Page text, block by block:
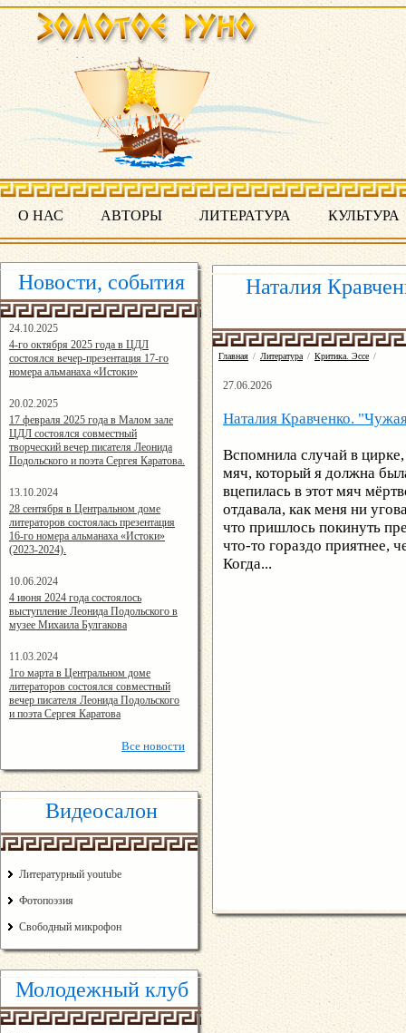
О НАС АВТОРЫ ЛИТЕРАТУРА КУЛЬТУРА
Новости, события
24.10.2025
16:19:07
4-го октября 2025 года в ЦДЛ
состоялся вечер-презентация 17-го
номера альманаха «Истоки»
20.02.2025
14:24:00
17 февраля 2025 года в Малом зале
ЦДЛ состоялся совместный
творческий вечер писателя Леонида
Подольского и поэта Сергея Каратова.
13.10.2024
14:08:11
28 сентября в Центральном доме
литераторов состоялась презентация
16-го номера альманаха «Истоки»
(2023-2024).
10.06.2024
15:02:44
4 июня 2024 года состоялось
выступление Леонида Подольского в
музее Михаила Булгакова
11.03.2024
15:06:16
1го марта в Центральном доме
литераторов состоялся совместный
вечер писателя Леонида Подольского
и поэта Сергея Каратова
Все новости
Видеосалон
Литературный youtube
Фотопоэзия
Свободный микрофон
Молодежный клуб
Наталия
Главная / Литература / Критика. Эссе /
27.06.2026
Наталия Кравченко.
Вспомнила случай в
мяч, который я должна
вцепилась в этот мяч
отдавала, как меня ни
что пришлось покинуть
что-то гораздо приятнее,
Когда...